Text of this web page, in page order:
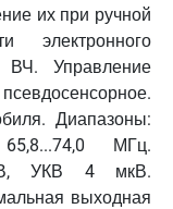
их при ручной
электронного
ВЧ. Управление
Диапазоны:
МГц.
УКВ 4 мкВ.
выходная